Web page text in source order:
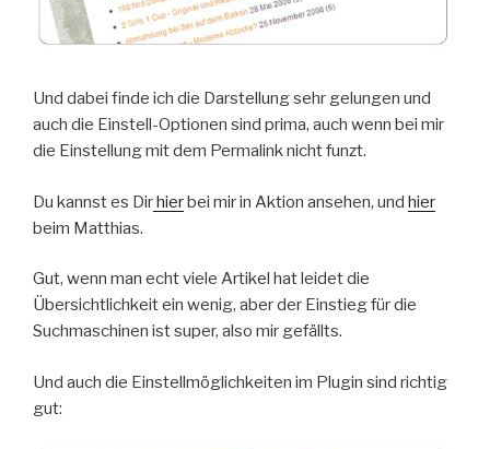
Und dabei finde ich die Darstellung sehr gelungen und
auch die Einstell-Optionen sind prima, auch wenn bei mir
die Einstellung mit dem Permalink nicht funzt.
Du kannst es Dirhierbei mir in Aktion ansehen, und hier
beim Matthias.
Gut, wenn man echt viele Artikel hat leidet die
Übersichtlichkeit ein wenig, aber der Einstieg für die
Suchmaschinen ist super, also mir gefällts.
Und auch die Einstellmöglichkeiten im Plugin sind richtig
gut: